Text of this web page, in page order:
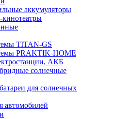
аккумуляторы
TITAN-GS
PRAKTIK-HOME
АКБ
солнечные
для солнечных
автомобилей